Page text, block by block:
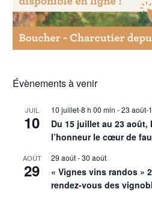
Évènements à venir
JUIL
10
10 juillet-8 h 00 min -23 août-
Du 15 juillet au 23 août,
l’honneur le cœur de
AOÛT
29
29 août-30 août
« Vignes vins randos »
rendez-vous des